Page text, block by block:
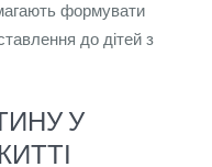
формувати
до дітей з
У